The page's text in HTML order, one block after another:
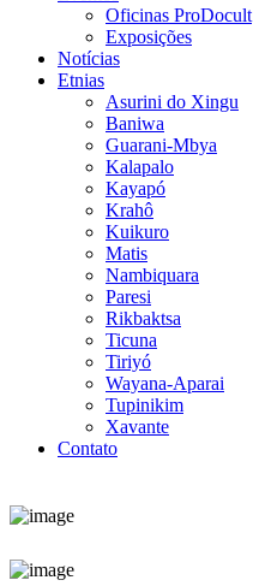
Oficinas ProDocult
Exposições
Notícias
Etnias
Asurini do Xingu
Baniwa
Guarani-Mbya
Kalapalo
Kayapó
Krahô
Kuikuro
Matis
Nambiquara
Paresi
Rikbaktsa
Ticuna
Tiriyó
Wayana-Aparai
Tupinikim
Xavante
Contato